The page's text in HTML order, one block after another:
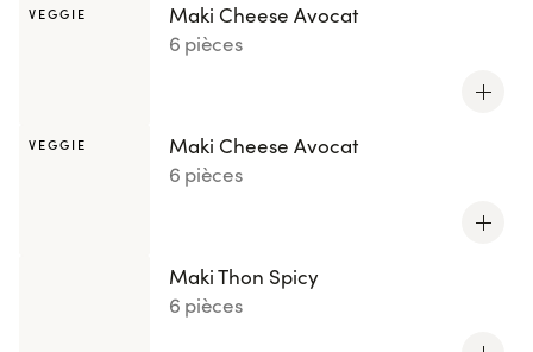
VEGGIE
Maki Cheese Avocat
6 pièces
VEGGIE
Maki Cheese Avocat
6 pièces
Maki Thon Spicy
6 pièces